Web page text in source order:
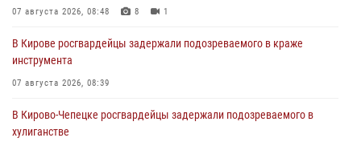
07 августа 2026, 08:48 8 1
В Кирове росгвардейцы задержали подозреваемого в краже
инструмента
07 августа 2026, 08:39
В Кирово-Чепецке росгвардейцы задержали подозреваемого в
хулиганстве